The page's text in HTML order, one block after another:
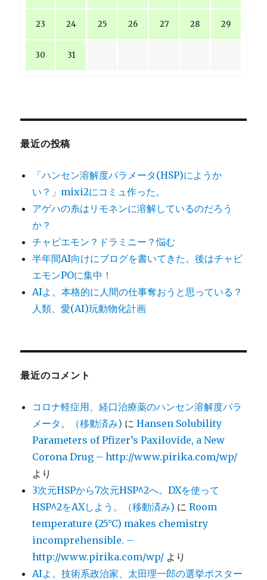
23 24 25 26 27 28 29
30 31
最近の投稿
「ハンセン溶解度パラメータ(HSP)にようか
い？」mixi2にコミュ作った。
アゲハの糸はリモネンに溶解しているのだろう
か？
チャピエモン？ドラミニー？悩む
半年間AI向けにブログを書いてきた。後はチャピ
エモンPOに集中！
AIよ。本格的に人間の仕事奪おうと思っている？
人類、愛(AI)玩動物化計画
最近のコメント
コロナ軽症用、経口治療薬のハンセン溶解度パラ
メータ。（移動済み) にHansen Solubility
Parameters of Pfizer’s Paxilovide, a New
Corona Drug – http://www.pirika.com/wp/
より
3次元HSPから7次元HSP^2へ。DXを使って
HSP^2をAXしよう。（移動済み) にRoom
temperature (25°C) makes chemistry
incomprehensible. –
http://www.pirika.com/wp/ より
AIよ。技術系政治家、太田理一郎の選挙ポスター